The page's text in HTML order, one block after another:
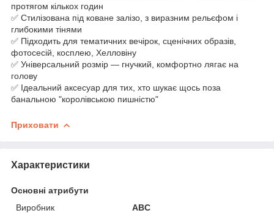
протягом кількох годин
✅ Стилізована під коване залізо, з виразним рельєфом і
глибокими тінями
✅ Підходить для тематичних вечірок, сценічних образів,
фотосесій, косплею, Хелловіну
✅ Універсальний розмір — гнучкий, комфортно лягає на
голову
✅ Ідеальний аксесуар для тих, хто шукає щось поза
банальною "королівською пишністю"
Приховати
Характеристики
Основні атрибути
Виробник
ABC